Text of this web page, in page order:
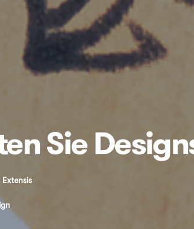
Sie
Extensis